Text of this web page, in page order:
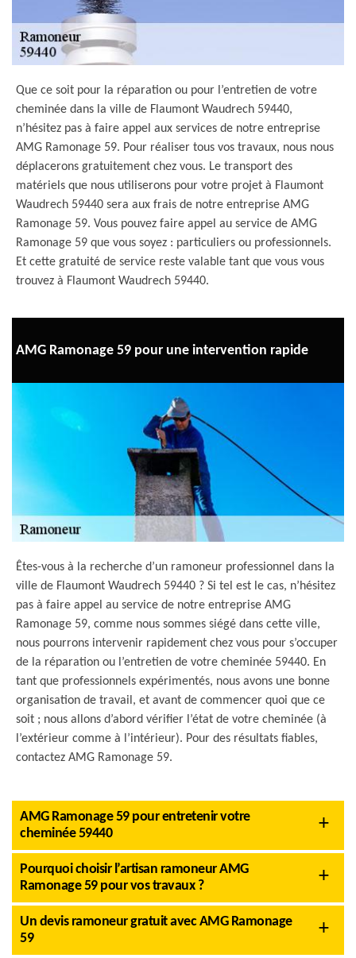
Que ce soit pour la réparation ou pour l’entretien de votre
cheminée dans la ville de Flaumont Waudrech 59440,
n’hésitez pas à faire appel aux services de notre entreprise
AMG Ramonage 59. Pour réaliser tous vos travaux, nous nous
déplacerons gratuitement chez vous. Le transport des
matériels que nous utiliserons pour votre projet à Flaumont
Waudrech 59440 sera aux frais de notre entreprise AMG
Ramonage 59. Vous pouvez faire appel au service de AMG
Ramonage 59 que vous soyez : particuliers ou professionnels.
Et cette gratuité de service reste valable tant que vous vous
trouvez à Flaumont Waudrech 59440.
AMG Ramonage 59 pour une intervention rapide
Êtes-vous à la recherche d’un ramoneur professionnel dans la
ville de Flaumont Waudrech 59440 ? Si tel est le cas, n’hésitez
pas à faire appel au service de notre entreprise AMG
Ramonage 59, comme nous sommes siégé dans cette ville,
nous pourrons intervenir rapidement chez vous pour s’occuper
de la réparation ou l’entretien de votre cheminée 59440. En
tant que professionnels expérimentés, nous avons une bonne
organisation de travail, et avant de commencer quoi que ce
soit ; nous allons d’abord vérifier l’état de votre cheminée (à
l’extérieur comme à l’intérieur). Pour des résultats fiables,
contactez AMG Ramonage 59.
AMG Ramonage 59 pour entretenir votre
cheminée 59440
Pourquoi choisir l’artisan ramoneur AMG
Ramonage 59 pour vos travaux ?
Un devis ramoneur gratuit avec AMG Ramonage
59